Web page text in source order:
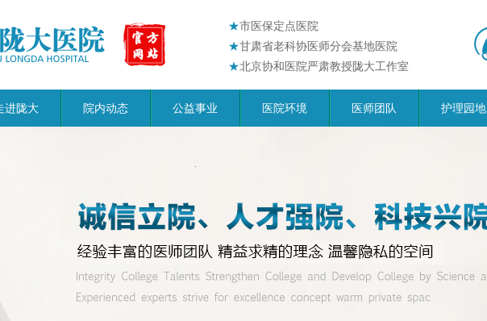
★市医保定点医院
★甘肃省老科协医师分会基地医院
★北京协和医院严肃教授陇大工作室
进陇大 院内动态 公益事业 医院环境 医师团队 护理园地